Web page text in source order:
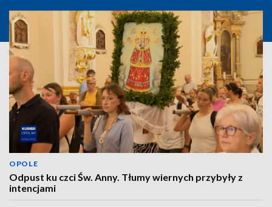
OPOLE
Odpust ku czci Św. Anny. Tłumy wiernych przybyły z
intencjami